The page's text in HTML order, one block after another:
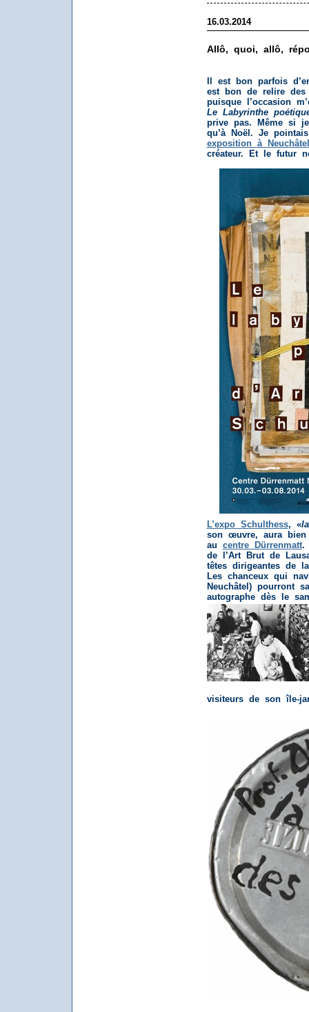
16.03.2014
Allô, quoi, allô,
Il est bon parfois
est bon de relire
puisque l’occasion
Le Labyrinthe
prive pas. Même si
qu’à Noël. Je
exposition à Neuchâtel
créateur. Et le futur
L’expo Schulthess, «
son œuvre, aura
au centre Dürrenmatt.
de l’Art Brut de
têtes dirigeantes de
Les chanceux qui
Neuchâtel) pourront
autographe dès le
visiteurs de son île-